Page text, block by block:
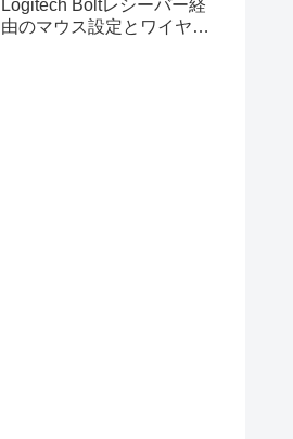
のBeta版を公開。
Logitech Boltレシーバー経
由のマウス設定とワイヤレ